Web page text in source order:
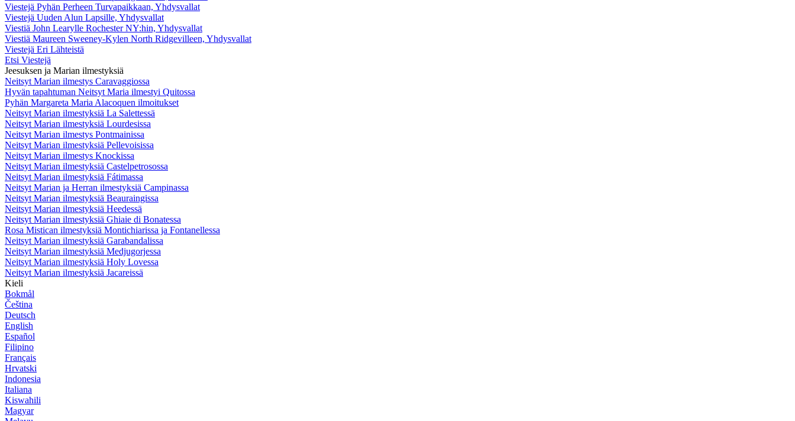
Viestejä Pyhän Perheen Turvapaikkaan, Yhdysvallat
Viestejä Uuden Alun Lapsille, Yhdysvallat
Viestiä John Learylle Rochester NY:hin, Yhdysvallat
Viestiä Maureen Sweeney-Kylen North Ridgevilleen, Yhdysvallat
Viestejä Eri Lähteistä
Etsi Viestejä
Jeesuksen ja Marian ilmestyksiä
Neitsyt Marian ilmestys Caravaggiossa
Hyvän tapahtuman Neitsyt Maria ilmestyi Quitossa
Pyhän Margareta Maria Alacoquen ilmoitukset
Neitsyt Marian ilmestyksiä La Salettessä
Neitsyt Marian ilmestyksiä Lourdesissa
Neitsyt Marian ilmestys Pontmainissa
Neitsyt Marian ilmestyksiä Pellevoisissa
Neitsyt Marian ilmestys Knockissa
Neitsyt Marian ilmestyksiä Castelpetrosossa
Neitsyt Marian ilmestyksiä Fátimassa
Neitsyt Marian ja Herran ilmestyksiä Campinassa
Neitsyt Marian ilmestyksiä Beauraingissa
Neitsyt Marian ilmestyksiä Heedessä
Neitsyt Marian ilmestyksiä Ghiaie di Bonatessa
Rosa Mistican ilmestyksiä Montichiarissa ja Fontanellessa
Neitsyt Marian ilmestyksiä Garabandalissa
Neitsyt Marian ilmestyksiä Medjugorjessa
Neitsyt Marian ilmestyksiä Holy Lovessa
Neitsyt Marian ilmestyksiä Jacareissä
Kieli
Bokmål
Čeština
Deutsch
English
Español
Filipino
Français
Hrvatski
Indonesia
Italiana
Kiswahili
Magyar